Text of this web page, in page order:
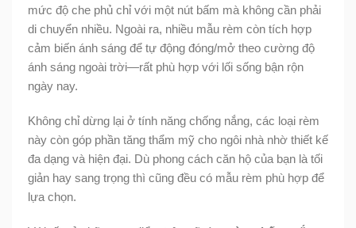
mức độ che phủ chỉ với một nút bấm mà không cần phải
di chuyển nhiều. Ngoài ra, nhiều mẫu rèm còn tích hợp
cảm biến ánh sáng để tự động đóng/mở theo cường độ
ánh sáng ngoài trời—rất phù hợp với lối sống bận rộn
ngày nay.
Không chỉ dừng lại ở tính năng chống nắng, các loại rèm
này còn góp phần tăng thẩm mỹ cho ngôi nhà nhờ thiết kế
đa dạng và hiện đại. Dù phong cách căn hộ của bạn là tối
giản hay sang trọng thì cũng đều có mẫu rèm phù hợp để
lựa chọn.